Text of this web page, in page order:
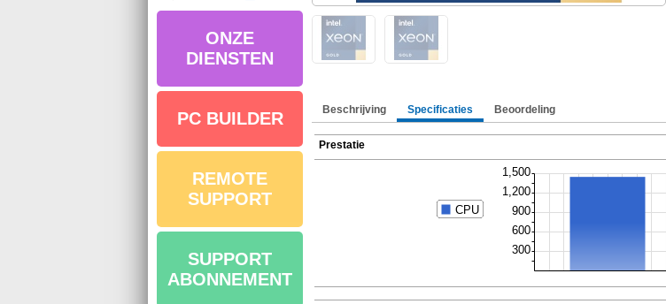
ONZE
DIENSTEN
PC BUILDER
REMOTE
SUPPORT
SUPPORT
ABONNEMENT
Beschrijving Specificaties Beoordeling
Prestatie